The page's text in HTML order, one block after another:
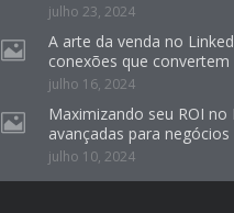
julho 23, 2024
A arte da venda no
conexões que convertem
julho 16, 2024
Maximizando seu ROI
avançadas para negócios
julho 10, 2024